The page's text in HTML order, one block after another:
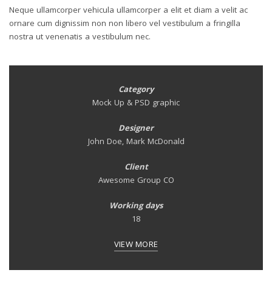
Neque ullamcorper vehicula ullamcorper a elit et diam a velit ac
ornare cum dignissim non non libero vel vestibulum a fringilla
nostra ut venenatis a vestibulum nec.
Category
Mock Up & PSD graphic
Designer
John Doe, Mark McDonald
Client
Awesome Group CO
Working days
18
VIEW MORE